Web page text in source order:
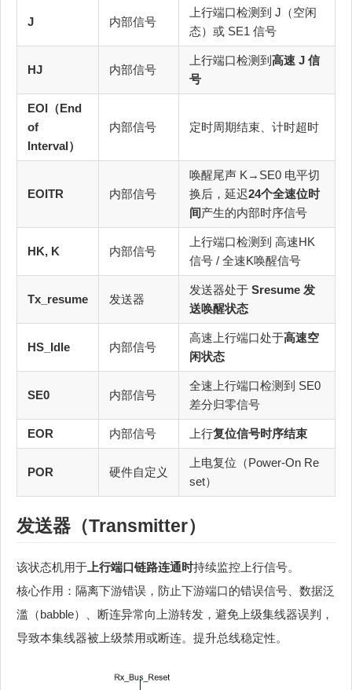
J 内部信号
上行端口检测到 J（空闲
态）或 SE1 信号
HJ 内部信号
上行端口检测到 高速 J 信
号
EOI（End
of
Interval）
内部信号 定时周期结束、计时超时
EOITR 内部信号
唤醒尾声 K→SE0 电平切
换后，延迟24个全速位时
间产生的内部时序信号
HK, K 内部信号
上行端口检测到 高速HK
信号 / 全速K唤醒信号
Tx_resume 发送器
发送器处于 Sresume 发
送唤醒状态
HS_Idle 内部信号
高速上行端口处于高速空
闲状态
SE0 内部信号
全速上行端口检测到 SE0
差分归零信号
EOR 内部信号 上行复位信号时序结束
POR 硬件自定义
上电复位（Power-On Re
set）
发送器（Transmitter）
该状态机用于 上行端口链路连通时持续监控上行信号。
核心作用：隔离下游错误，防止下游端口的错误信号、数据泛
滥（babble）、断连异常向上游转发，避免上级集线器误判，
导致本集线器被上级禁用或断连。提升总线稳定性。